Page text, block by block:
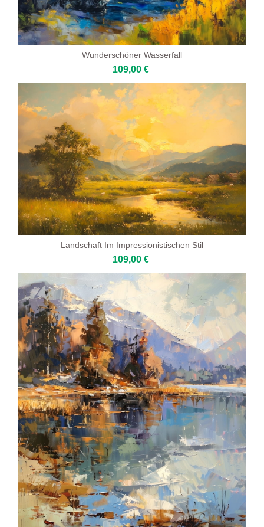
Wunderschöner Wasserfall
109,00 €
Landschaft Im Impressionistischen Stil
109,00 €